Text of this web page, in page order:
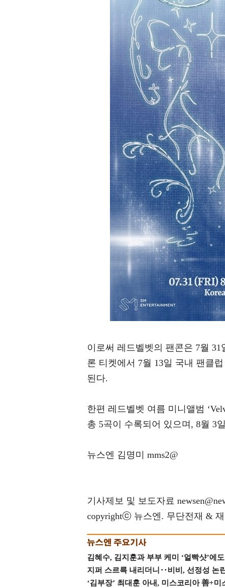
이로써 레드벨벳의 팬콘은 7월
론 티켓에서 7월 13일 국내 팬클
된다.
한편 레드벨벳 여름 미니앨범
총 5곡이 수록되어 있으며, 8월 3
뉴스엔 김명미 mms2@
기사제보 및 보도자료
copyrightⓒ 뉴스엔. 무단전재 & 재
김혜수, 김지훈과 부부 케미 ‘얼빡샷’에
지퍼 스르륵 내리더니‥비비, 선정성 논
‘김부장’ 최대훈 아내, 미스코리아 善+